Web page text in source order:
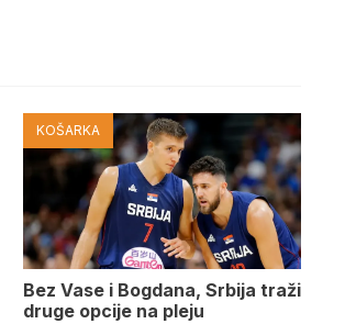
KOŠARKA
Bez Vase i Bogdana, Srbija traži
druge opcije na pleju